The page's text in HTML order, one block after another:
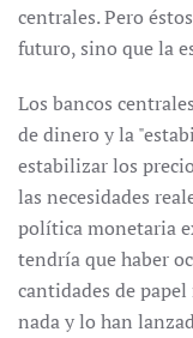
centrales. Pero
futuro, sino que la
Los bancos
de dinero y la
estabilizar los
las necesidades
política monetaria
tendría que haber
cantidades de
nada y lo han